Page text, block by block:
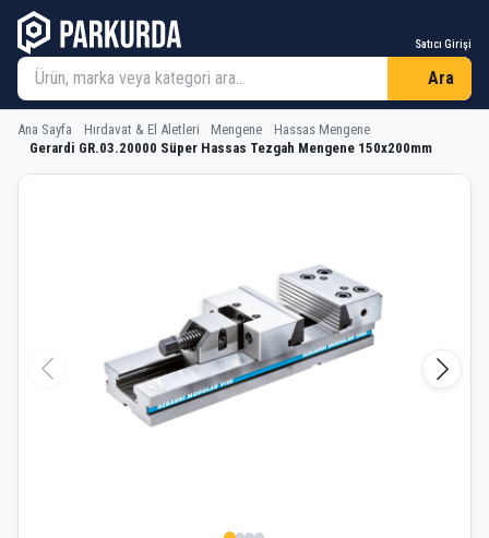
Satıcı Girişi
Ara
Ana Sayfa Hırdavat & El Aletleri Mengene
Hassas Mengene
Gerardi GR.03.20000 Süper Hassas Tezgah Mengene 150x200mm
Gerardi GR.03.20000 Süper Hassas